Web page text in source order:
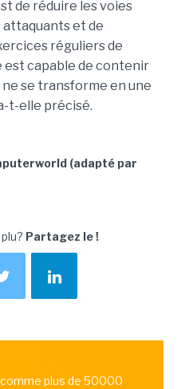
de réduire les voies
attaquants et de
réguliers de
est capable de contenir
se transforme en une
t-elle précisé.
(adapté par
Partagez le !
plus de 50000